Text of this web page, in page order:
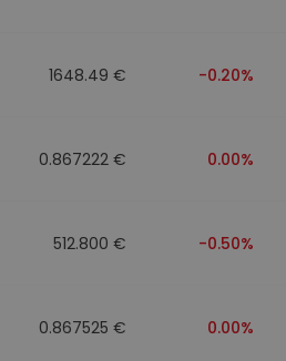
1648.49 € -0.20%
0.867222 € 0.00%
512.800 € -0.50%
0.867525 € 0.00%